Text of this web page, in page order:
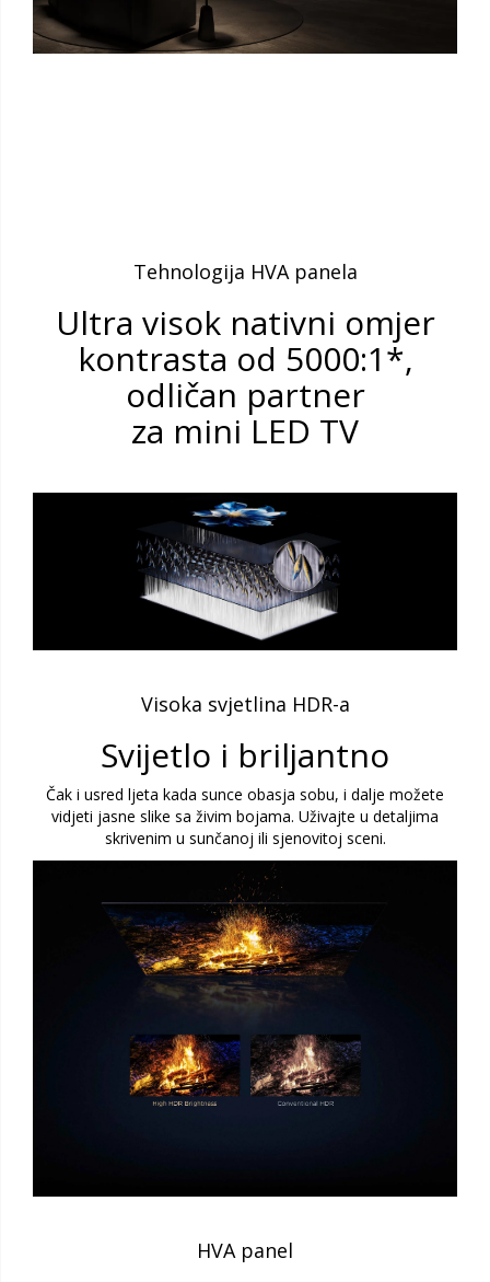
Tehnologija HVA panela
Ultra visok nativni omjer
kontrasta od 5000:1*,
odličan partner
za mini LED TV
Visoka svjetlina HDR-a
Svijetlo i briljantno
Čak i usred ljeta kada sunce obasja sobu, i dalje možete
vidjeti jasne slike sa živim bojama. Uživajte u detaljima
skrivenim u sunčanoj ili sjenovitoj sceni.
HVA panel